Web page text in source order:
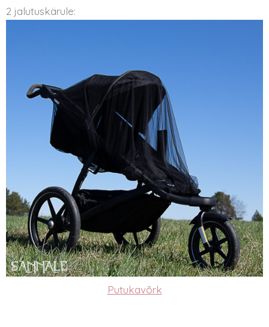
2 jalutuskärule:
Putukavõrk